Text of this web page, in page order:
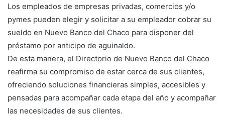
Los empleados de empresas privadas, comercios y/o
pymes pueden elegir y solicitar a su empleador cobrar su
sueldo en Nuevo Banco del Chaco para disponer del
préstamo por anticipo de aguinaldo.
De esta manera, el Directorio de Nuevo Banco del Chaco
reafirma su compromiso de estar cerca de sus clientes,
ofreciendo soluciones financieras simples, accesibles y
pensadas para acompañar cada etapa del año y acompañar
las necesidades de sus clientes.